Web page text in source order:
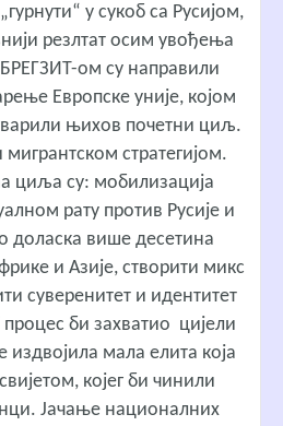
у сукоб са Русијом,
резлтат осим увођења
БРЕГЗИТ-ом су направили
Европске уније, којом
њихов почетни циљ.
мигрантском стратегијом.
циља су: мобилизација
рату против Русије и
доласка више десетина
и Азије, створити микс
суверенитет и идентитет
процес би захватио цијели
издвојила мала елита која
којег би чинили
Јачање националних